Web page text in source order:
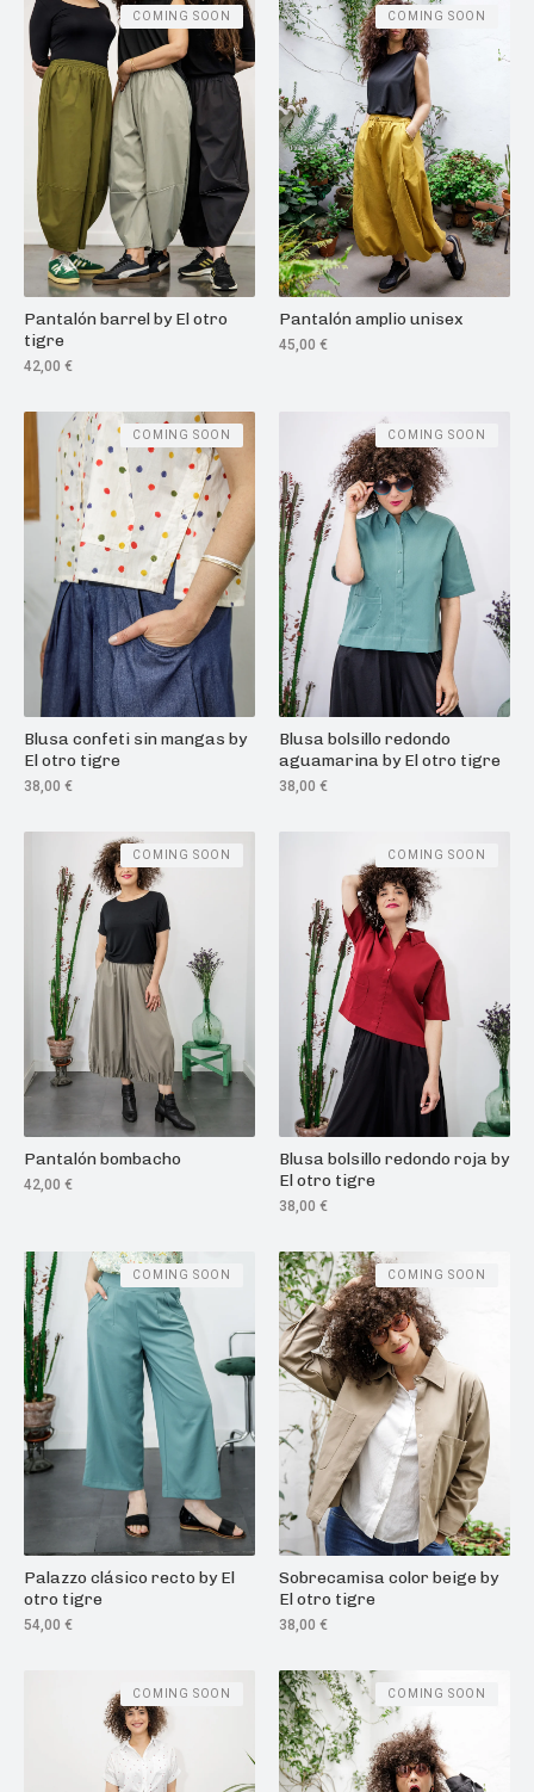
Pantalón barrel by El otro
tigre
42,00 €
COMING SOON
Pantalón amplio unisex
45,00 €
COMING SOON
Blusa confeti sin mangas by
El otro tigre
38,00 €
COMING SOON
Blusa bolsillo redondo
aguamarina by El otro tigre
38,00 €
COMING SOON
Pantalón bombacho
42,00 €
COMING SOON
Blusa bolsillo redondo roja by
El otro tigre
38,00 €
COMING SOON
Palazzo clásico recto by El
otro tigre
54,00 €
COMING SOON
Sobrecamisa color beige by
El otro tigre
38,00 €
COMING SOON
COMING SOON COMING SOON